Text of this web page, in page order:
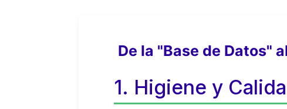
De la "Base de Datos"
1. Higiene y